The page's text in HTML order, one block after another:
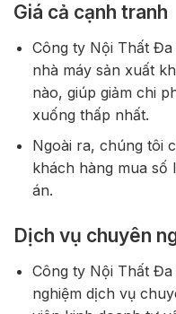
Giá cả cạnh tranh
Công ty Nội Thất
nhà máy sản xuất
nào, giúp giảm chi
xuống thấp nhất.
Ngoài ra, chúng tôi
khách hàng mua số
án.
Dịch vụ chuyên
Công ty Nội Thất
nghiệm dịch vụ